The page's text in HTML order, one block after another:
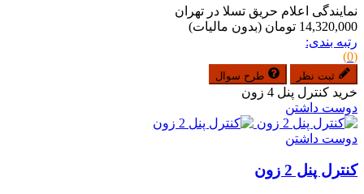
نمایندگی اعلام حریق تسلا در تهران
14,320,000 تومان
(بدون مالیات)
رتبه بندی:
(0)
ثبت نظر طرح سوال
خرید کنترل پنل 4 زون
دوست داشتن
دوست داشتن
کنترل پنل 2 زون